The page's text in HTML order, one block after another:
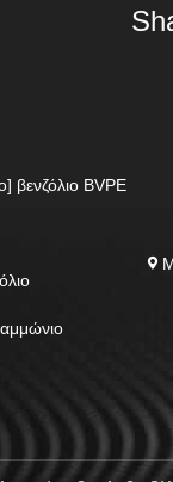
βενζόλιο BVPE